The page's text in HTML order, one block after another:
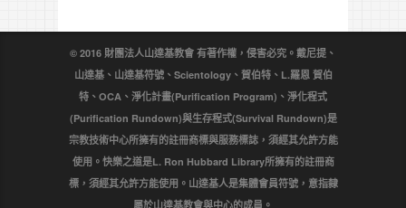
© 2016 財團法人山達基教會 有著作權，侵害必究。戴尼提、
山達基、山達基符號、Scientology、賀伯特、L.羅恩 賀伯
特、OCA、淨化計畫(Purification Program)、淨化程式
(Purification Rundown)與生存程式(Survival Rundown)是
宗教技術中心所擁有的註冊商標與服務標誌，須經其允許方能
使用。快樂之道是L. Ron Hubbard Library所擁有的註冊商
標，須經其允許方能使用。山達基人是集體會員符號，意指隸
屬於山達基教會與中心的成員。